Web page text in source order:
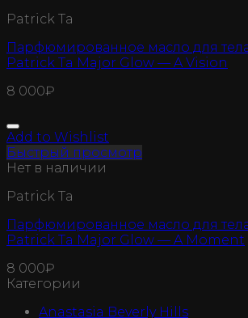
Patrick Ta
Парфюмированное масло для
Patrick Ta Major Glow — A Vision
8 000₽
Add to Wishlist
Быстрый просмотр
Нет в наличии
Patrick Ta
Парфюмированное масло для
Patrick Ta Major Glow — A Moment
8 000₽
Категории
Anastasia Beverly Hills